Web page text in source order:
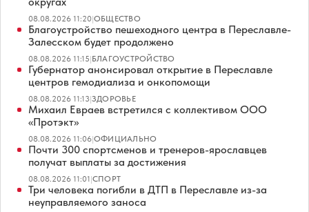
08.08.2026 11:20|ОБЩЕСТВО
Благоустройство пешеходного центра в Переславле-
Залесском будет продолжено
08.08.2026 11:15|БЛАГОУСТРОЙСТВО
Губернатор анонсировал открытие в Переславле
центров гемодиализа и онкопомощи
08.08.2026 11:13|ЗДОРОВЬЕ
Михаил Евраев встретился с коллективом ООО
«Протэкт»
08.08.2026 11:06|ОФИЦИАЛЬНО
Почти 300 спортсменов и тренеров-ярославцев
получат выплаты за достижения
08.08.2026 11:01|СПОРТ
Три человека погибли в ДТП в Переславле из-за
неуправляемого заноса